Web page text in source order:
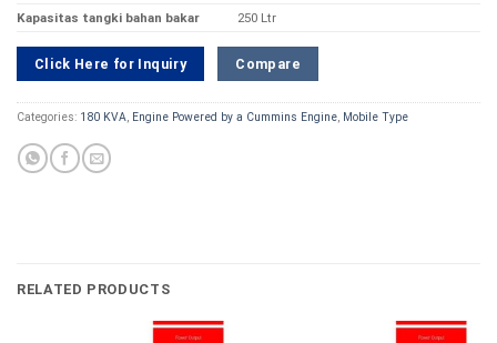
Kapasitas tangki bahan bakar
250 Ltr
Click Here for Inquiry Compare
Categories: 180 KVA, Engine Powered by a Cummins Engine, Mobile Type
RELATED PRODUCTS